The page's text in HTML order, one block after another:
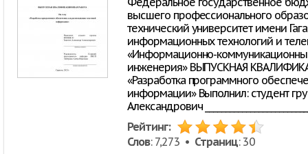
высшего профессионального
технический университет имени
информационных технологий и
«Информационно-
инженерия» ВЫПУСКНАЯ
«Разработка программного
информации» Выполнил: студент
Александрович
Рейтинг:
Слов: 7,273 • Страниц: 30